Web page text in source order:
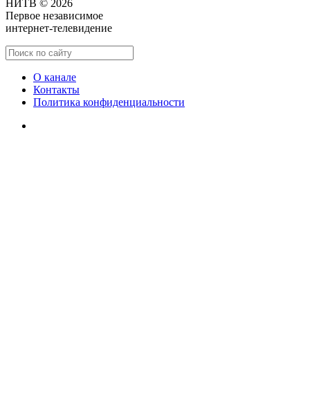
НИТВ © 2026
Первое независимое
интернет-телевидение
О канале
Контакты
Политика конфиденциальности